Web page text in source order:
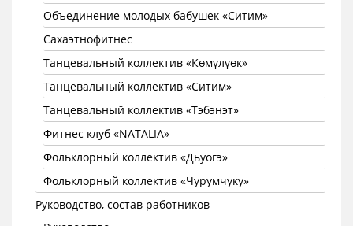
Объединение молодых бабушек «Ситим»
Сахаэтнофитнес
Танцевальный коллектив «Көмүлүөк»
Танцевальный коллектив «Ситим»
Танцевальный коллектив «Тэбэнэт»
Фитнес клуб «NATALIA»
Фольклорный коллектив «Дьуогэ»
Фольклорный коллектив «Чурумчуку»
Руководство, состав работников